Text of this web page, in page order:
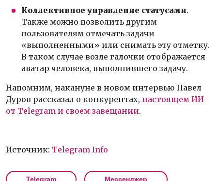
Коллективное управление статусами.
Также можно позволить другим
пользователям отмечать задачи
«выполненными» или снимать эту отметку.
В таком случае возле галочки отображается
аватар человека, выполнившего задачу.
Напомним, накануне в новом интервью Павел
Дуров рассказал о конкурентах, настоящем ИИ
от Telegram и своем завещании.
Источник: Telegram Info
Telegram Мессенджер